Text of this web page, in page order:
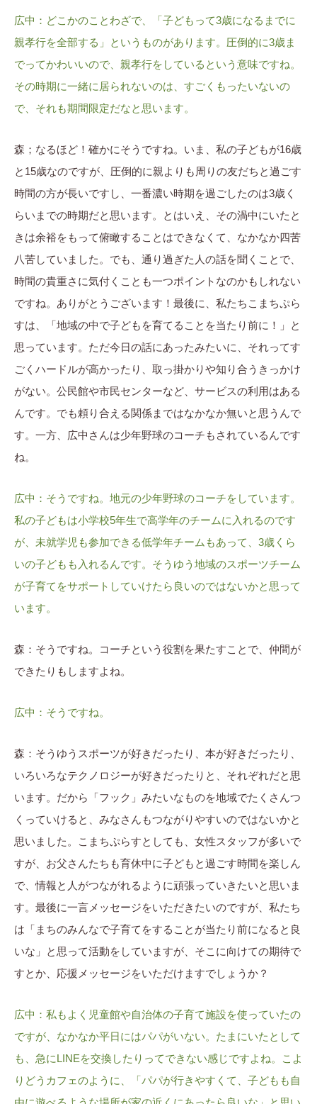
広中：どこかのことわざで、「子どもって3歳になるまでに
親孝行を全部する」というものがあります。圧倒的に3歳ま
でってかわいいので、親孝行をしているという意味ですね。
その時期に一緒に居られないのは、すごくもったいないの
で、それも期間限定だなと思います。
森；なるほど！確かにそうですね。いま、私の子どもが16歳
と15歳なのですが、圧倒的に親よりも周りの友だちと過ごす
時間の方が長いですし、一番濃い時期を過ごしたのは3歳く
らいまでの時期だと思います。とはいえ、その渦中にいたと
きは余裕をもって俯瞰することはできなくて、なかなか四苦
八苦していました。でも、通り過ぎた人の話を聞くことで、
時間の貴重さに気付くことも一つポイントなのかもしれない
ですね。ありがとうございます！最後に、私たちこまちぷら
すは、「地域の中で子どもを育てることを当たり前に！」と
思っています。ただ今日の話にあったみたいに、それってす
ごくハードルが高かったり、取っ掛かりや知り合うきっかけ
がない。公民館や市民センターなど、サービスの利用はある
んです。でも頼り合える関係まではなかなか無いと思うんで
す。一方、広中さんは少年野球のコーチもされているんです
ね。
広中：そうですね。地元の少年野球のコーチをしています。
私の子どもは小学校5年生で高学年のチームに入れるのです
が、未就学児も参加できる低学年チームもあって、3歳くら
いの子どもも入れるんです。そうゆう地域のスポーツチーム
が子育てをサポートしていけたら良いのではないかと思って
います。
森：そうですね。コーチという役割を果たすことで、仲間が
できたりもしますよね。
広中：そうですね。
森：そうゆうスポーツが好きだったり、本が好きだったり、
いろいろなテクノロジーが好きだったりと、それぞれだと思
います。だから「フック」みたいなものを地域でたくさんつ
くっていけると、みなさんもつながりやすいのではないかと
思いました。こまちぷらすとしても、女性スタッフが多いで
すが、お父さんたちも育休中に子どもと過ごす時間を楽しん
で、情報と人がつながれるように頑張っていきたいと思いま
す。最後に一言メッセージをいただきたいのですが、私たち
は「まちのみんなで子育てをすることが当たり前になると良
いな」と思って活動をしていますが、そこに向けての期待で
すとか、応援メッセージをいただけますでしょうか？
広中：私もよく児童館や自治体の子育て施設を使っていたの
ですが、なかなか平日にはパパがいない。たまにいたとして
も、急にLINEを交換したりってできない感じですよね。こよ
りどうカフェのように、「パパが行きやすくて、子どもも自